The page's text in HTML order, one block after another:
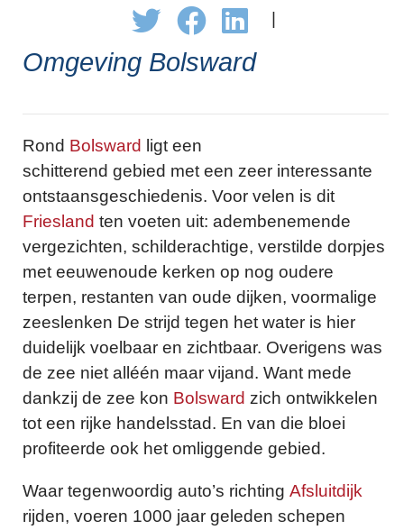
Omgeving Bolsward
Rond Bolsward ligt een
schitterend gebied met een zeer interessante
ontstaansgeschiedenis. Voor velen is dit
Friesland ten voeten uit: adembenemende
vergezichten, schilderachtige, verstilde dorpjes
met eeuwenoude kerken op nog oudere
terpen, restanten van oude dijken, voormalige
zeeslenken De strijd tegen het water is hier
duidelijk voelbaar en zichtbaar. Overigens was
de zee niet alléén maar vijand. Want mede
dankzij de zee kon Bolsward zich ontwikkelen
tot een rijke handelsstad. En van die bloei
profiteerde ook het omliggende gebied.
Waar tegenwoordig auto’s richting Afsluitdijk
rijden, voeren 1000 jaar geleden schepen